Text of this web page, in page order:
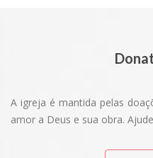
A igreja é mantida pelas
amor a Deus e sua obra.